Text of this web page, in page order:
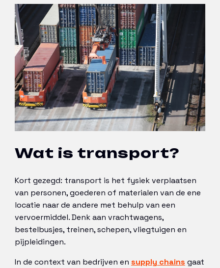
Wat is transport?
Kort gezegd: transport is het fysiek verplaatsen
van personen, goederen of materialen van de ene
locatie naar de andere met behulp van een
vervoermiddel. Denk aan vrachtwagens,
bestelbusjes, treinen, schepen, vliegtuigen en
pijpleidingen.
In de context van bedrijven en supply chains gaat